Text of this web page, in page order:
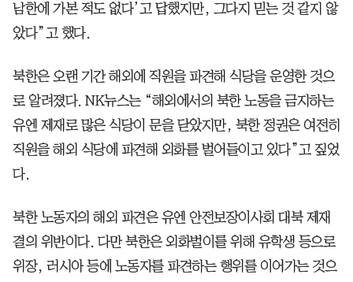
남한에 가본 적도 없다’고 답했지만, 그다지 믿는 것 같지 않
았다”고 했다.
북한은 오랜 기간 해외에 직원을 파견해 식당을 운영한 것으
로 알려졌다. NK뉴스는 “해외에서의 북한 노동을 금지하는
유엔 제재로 많은 식당이 문을 닫았지만, 북한 정권은 여전히
직원을 해외 식당에 파견해 외화를 벌어들이고 있다”고 짚었
다.
북한 노동자의 해외 파견은 유엔 안전보장이사회 대북 제재
결의 위반이다. 다만 북한은 외화벌이를 위해 유학생 등으로
위장, 러시아 등에 노동자를 파견하는 행위를 이어가는 것으